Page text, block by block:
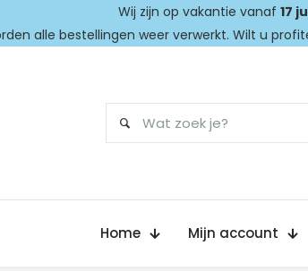
Wij zijn op vakantie vanaf 17
alle bestellingen weer verwerkt. Wilt u
Home Mijn account